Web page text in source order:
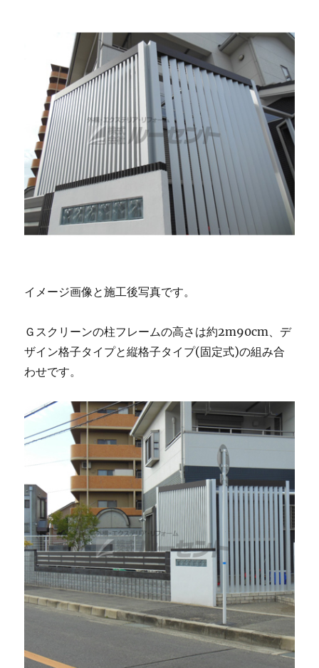
イメージ画像と施工後写真です。
Ｇスクリーンの柱フレームの高さは約2m90cm、デ
ザイン格子タイプと縦格子タイプ(固定式)の組み合
わせです。